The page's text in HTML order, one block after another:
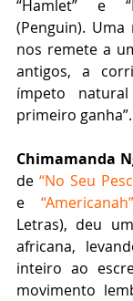
“Hamlet” e
(Penguin). Uma
nos remete a
antigos, a
ímpeto
primeiro ganha”.
Chimamanda
de “No Seu
e “Americanah”
Letras), deu
africana,
inteiro ao
movimento